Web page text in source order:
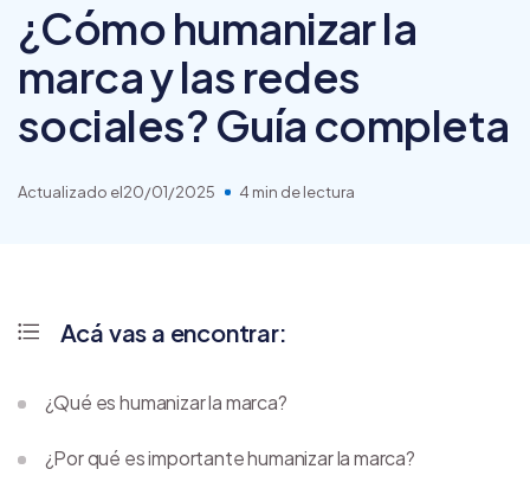
¿Cómo humanizar la
marca y las redes
sociales? Guía completa
Actualizado el20/01/2025 4 min de lectura
Acá vas a encontrar:
¿Qué es humanizar la marca?
¿Por qué es importante humanizar la marca?